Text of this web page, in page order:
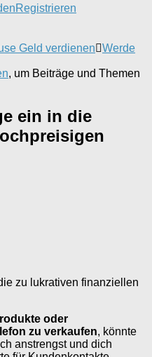
Registrieren
Geld verdienen
Werde
, um Beiträge und Themen
ein in die
zu lukrativen finanziellen
oder
zu verkaufen, könnte
anstrengst und dich